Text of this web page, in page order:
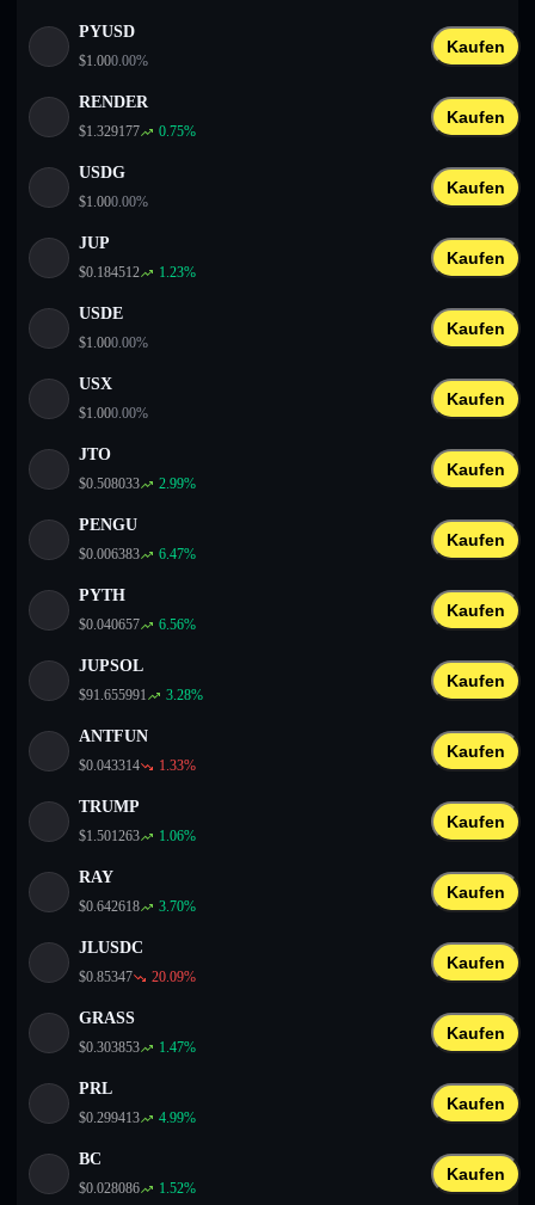
PYUSD
$1.000.00%
Kaufen
RENDER
$1.329177 0.75%
Kaufen
USDG
$1.000.00%
Kaufen
JUP
$0.184512 1.23%
Kaufen
USDE
$1.000.00%
Kaufen
USX
$1.000.00%
Kaufen
JTO
$0.508033 2.99%
Kaufen
PENGU
$0.006383 6.47%
Kaufen
PYTH
$0.040657 6.56%
Kaufen
JUPSOL
$91.655991 3.28%
Kaufen
ANTFUN
$0.043314 1.33%
Kaufen
TRUMP
$1.501263 1.06%
Kaufen
RAY
$0.642618 3.70%
Kaufen
JLUSDC
$0.85347 20.09%
Kaufen
GRASS
$0.303853 1.47%
Kaufen
PRL
$0.299413 4.99%
Kaufen
BC
$0.028086 1.52%
Kaufen